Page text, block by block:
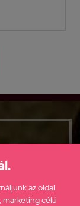
az oldal
marketing célú